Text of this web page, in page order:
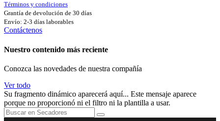
Términos y condiciones
Grantía de devolución de 30 días
Envío: 2-3 días laborables
Contáctenos
Nuestro contenido más reciente
Conozca las novedades de nuestra compañía
Ver todo
Su fragmento dinámico aparecerá aquí... Este mensaje aparece
porque no proporcionó ni el filtro ni la plantilla a usar.